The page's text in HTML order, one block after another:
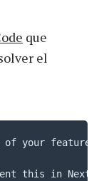
que
el
of your
this in